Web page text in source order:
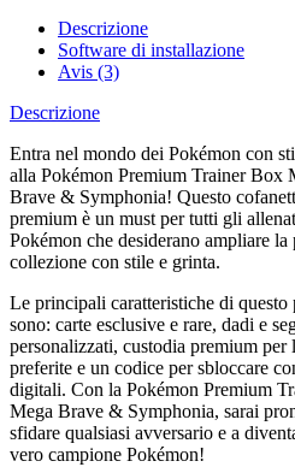
Descrizione
Software di installazione
Avis (3)
Descrizione
Entra nel mondo dei Pokémon con
alla Pokémon Premium Trainer Box
Brave & Symphonia! Questo
premium è un must per tutti gli
Pokémon che desiderano ampliare la
collezione con stile e grinta.
Le principali caratteristiche di questo
sono: carte esclusive e rare, dadi e
personalizzati, custodia premium per
preferite e un codice per sbloccare
digitali. Con la Pokémon Premium
Mega Brave & Symphonia, sarai
sfidare qualsiasi avversario e a
vero campione Pokémon!